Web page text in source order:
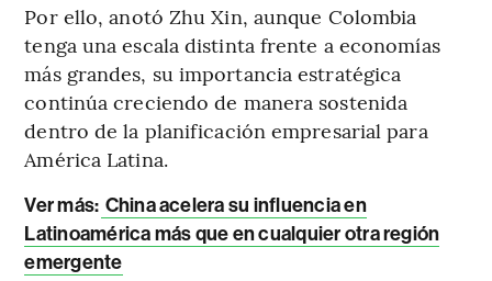
Por ello, anotó Zhu Xin, aunque Colombia
tenga una escala distinta frente a economías
más grandes, su importancia estratégica
continúa creciendo de manera sostenida
dentro de la planificación empresarial para
América Latina.
Ver más: China acelera su influencia en
Latinoamérica más que en cualquier otra región
emergente